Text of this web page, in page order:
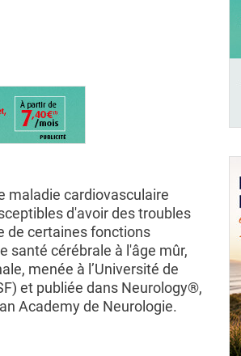
maladie cardiovasculaire
d'avoir des troubles
de certaines fonctions
santé cérébrale à l'âge mûr,
menée à l’Université de
et publiée dans Neurology®,
Academy de Neurologie.